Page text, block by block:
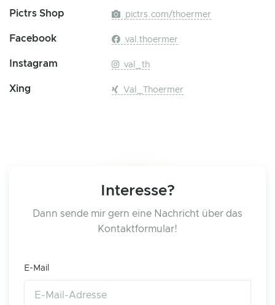
Pictrs Shop pictrs.com/thoermer
Facebook val.thoermer
Instagram val_th
Xing Val_Thoermer
Interesse?
Dann sende mir gern eine Nachricht über das
Kontaktformular!
E-Mail